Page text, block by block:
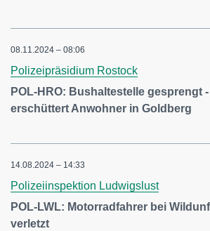
08.11.2024 – 08:06
Polizeipräsidium Rostock
POL-HRO: Bushaltestelle gesprengt
erschüttert Anwohner in Goldberg
14.08.2024 – 14:33
Polizeiinspektion Ludwigslust
POL-LWL: Motorradfahrer bei
verletzt